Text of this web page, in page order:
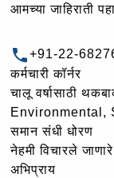
आमच्या जाहिराती पहा
+91-22-
कर्मचारी कॉर्नर
चालू वर्षासाठी
Environmental,
समान संधी धोरण
नेहमी विचारले
अभिप्राय